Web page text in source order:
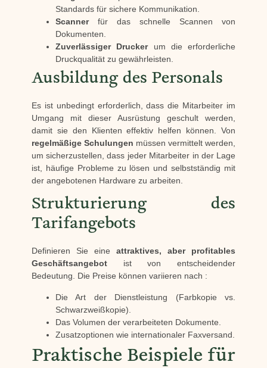
Standards für sichere Kommunikation.
Scannerfür das schnelle Scannen von
Dokumenten.
Zuverlässiger Druckerum die erforderliche
Druckqualität zu gewährleisten.
Ausbildung des Personals
Es ist unbedingt erforderlich, dass die Mitarbeiter im
Umgang mit dieser Ausrüstung geschult werden,
damit sie den Klienten effektiv helfen können. Von
regelmäßige Schulungen müssen vermittelt werden,
um sicherzustellen, dass jeder Mitarbeiter in der Lage
ist, häufige Probleme zu lösen und selbstständig mit
der angebotenen Hardware zu arbeiten.
Strukturierung des
Tarifangebots
Definieren Sie eineattraktives, aber profitables
Geschäftsangebotist von entscheidender
Bedeutung. Die Preise können variieren nach :
Die Art der Dienstleistung (Farbkopie vs.
Schwarzweißkopie).
Das Volumen der verarbeiteten Dokumente.
Zusatzoptionen wie internationaler Faxversand.
Praktische Beispiele für